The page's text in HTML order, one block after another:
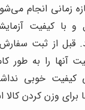
زمانی انجام
و با کیفیت
قبل از ثبت سفارش
آنها را به طور
کیفیت خوبی
وزن کردن کالا